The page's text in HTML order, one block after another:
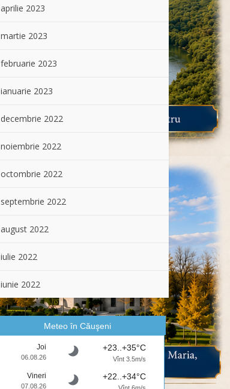
aprilie 2023
martie 2023
februarie 2023
ianuarie 2023
decembrie 2022
noiembrie 2022
octombrie 2022
septembrie 2022
august 2022
iulie 2022
iunie 2022
Meteo în Căuşeni
Joi
06.08.26
+23..+35°C
Vînt 3.5m/s
Vineri
07.08.26
+22..+34°C